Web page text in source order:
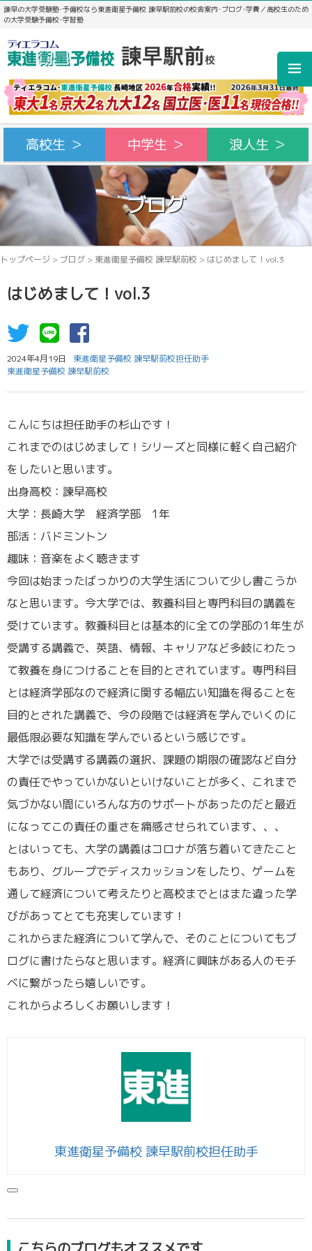
諫早の大学受験塾･予備校なら東進衛星予備校 諫早駅前校の校舎案内･ブログ･学費／高校生のため
の大学受験予備校･学習塾
高校生 ＞ 中学生 ＞ 浪人生 ＞
ブログ
トップページ > ブログ > 東進衛星予備校 諫早駅前校 > はじめまして！vol.3
はじめまして！vol.3
2024年4月19日
東進衛星予備校 諫早駅前校担任助手
東進衛星予備校 諫早駅前校
こんにちは担任助手の杉山です！
これまでのはじめまして！シリーズと同様に軽く自己紹介
をしたいと思います。
出身高校：諫早高校
大学：長崎大学 経済学部 1年
部活：バドミントン
趣味：音楽をよく聴きます
今回は始まったばっかりの大学生活について少し書こうか
なと思います。今大学では、教養科目と専門科目の講義を
受けています。教養科目とは基本的に全ての学部の1年生が
受講する講義で、英語、情報、キャリアなど多岐にわたっ
て教養を身につけることを目的とされています。専門科目
とは経済学部なので経済に関する幅広い知識を得ることを
目的とされた講義で、今の段階では経済を学んでいくのに
最低限必要な知識を学んでいるという感じです。
大学では受講する講義の選択、課題の期限の確認など自分
の責任でやっていかないといけないことが多く、これまで
気づかない間にいろんな方のサポートがあったのだと最近
になってこの責任の重さを痛感させられています、、、
とはいっても、大学の講義はコロナが落ち着いてきたこと
もあり、グループでディスカッションをしたり、ゲームを
通して経済について考えたりと高校までとはまた違った学
びがあってとても充実しています！
これからまた経済について学んで、そのことについてもブ
ログに書けたらなと思います。経済に興味がある人のモチ
ベに繋がったら嬉しいです。
これからよろしくお願いします！
東進衛星予備校 諫早駅前校担任助手